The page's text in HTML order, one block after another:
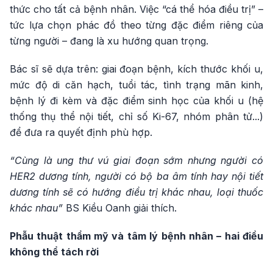
thức cho tất cả bệnh nhân. Việc “cá thể hóa điều trị” –
tức lựa chọn phác đồ theo từng đặc điểm riêng của
từng người – đang là xu hướng quan trọng.
Bác sĩ sẽ dựa trên: giai đoạn bệnh, kích thước khối u,
mức độ di căn hạch, tuổi tác, tình trạng mãn kinh,
bệnh lý đi kèm và đặc điểm sinh học của khối u (hệ
thống thụ thể nội tiết, chỉ số Ki-67, nhóm phân tử...)
để đưa ra quyết định phù hợp.
“Cùng là ung thư vú giai đoạn sớm nhưng người có
HER2 dương tính, người có bộ ba âm tính hay nội tiết
dương tính sẽ có hướng điều trị khác nhau, loại thuốc
khác nhau” BS Kiều Oanh giải thích.
Phẫu thuật thẩm mỹ và tâm lý bệnh nhân – hai điều
không thể tách rời